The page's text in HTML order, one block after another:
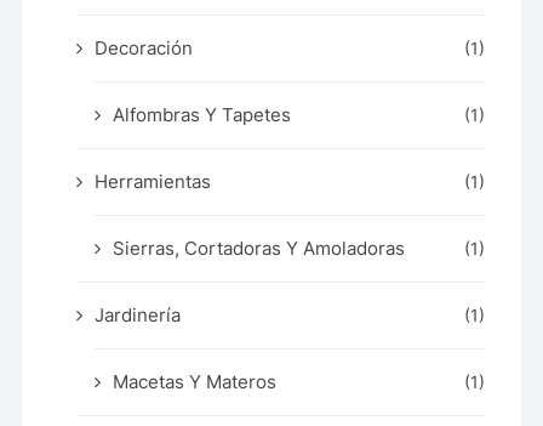
Decoración (1)
Alfombras Y Tapetes (1)
Herramientas (1)
Sierras, Cortadoras Y Amoladoras (1)
Jardinería (1)
Macetas Y Materos (1)